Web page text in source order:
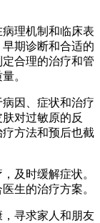
理机制和临床表
期诊断和合适的
合理的治疗和管
。
因、症状和治疗
对过敏原的反
方法和预后也截
及时缓解症状。
生的治疗方案。
寻求家人和朋友